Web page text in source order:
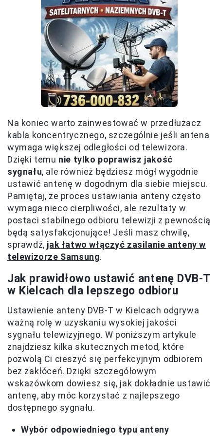
Na koniec warto zainwestować w przedłużacz
kabla koncentrycznego, szczególnie jeśli antena
wymaga większej odległości od telewizora.
Dzięki temu nie tylko poprawisz jakość
sygnału, ale również będziesz mógł wygodnie
ustawić antenę w dogodnym dla siebie miejscu.
Pamiętaj, że proces ustawiania anteny często
wymaga nieco cierpliwości, ale rezultaty w
postaci stabilnego odbioru telewizji z pewnością
będą satysfakcjonujące! Jeśli masz chwilę,
sprawdź, jak łatwo włączyć zasilanie anteny w
telewizorze Samsung.
Jak prawidłowo ustawić antenę DVB-T
w Kielcach dla lepszego odbioru
Ustawienie anteny DVB-T w Kielcach odgrywa
ważną rolę w uzyskaniu wysokiej jakości
sygnału telewizyjnego. W poniższym artykule
znajdziesz kilka skutecznych metod, które
pozwolą Ci cieszyć się perfekcyjnym odbiorem
bez zakłóceń. Dzięki szczegółowym
wskazówkom dowiesz się, jak dokładnie ustawić
antenę, aby móc korzystać z najlepszego
dostępnego sygnału.
Wybór odpowiedniego typu anteny